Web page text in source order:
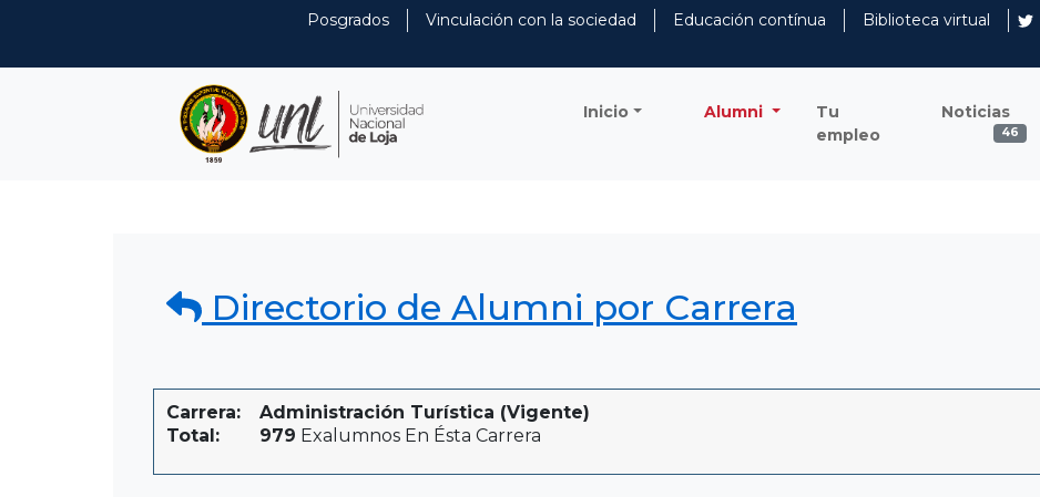
Posgrados Vinculación con la sociedad Educación contínua
Biblioteca virtual
Inicio Alumni
Tu
empleo
Noticias
46
Directorio de Alumni por Carrera
Carrera:
Administración Turística (Vigente)
Total:
979 Exalumnos En Ésta Carrera